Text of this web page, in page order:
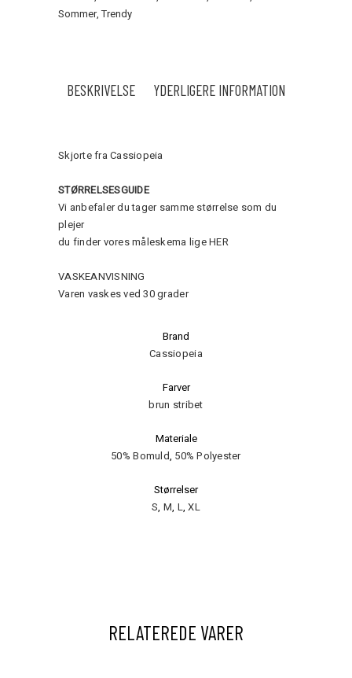
Sommer,Trendy
BESKRIVELSE YDERLIGERE INFORMATION
Skjorte fra Cassiopeia
STØRRELSESGUIDE
Vi anbefaler du tager samme størrelse som du
plejer
du finder vores måleskema ligeHER
VASKEANVISNING
Varen vaskes ved 30 grader
Brand
Cassiopeia
Farver
brun stribet
Materiale
50% Bomuld, 50% Polyester
Størrelser
S, M, L,XL
RELATEREDE VARER